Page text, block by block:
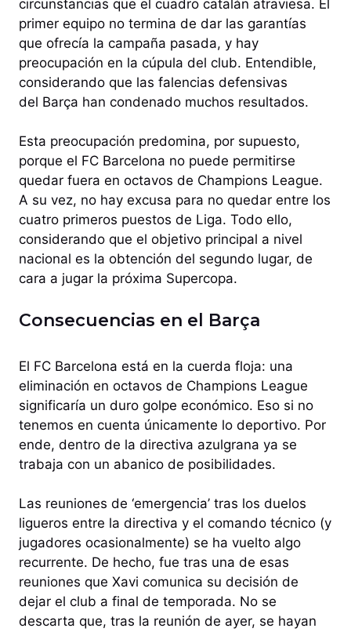
circunstancias que el cuadro catalán atraviesa. El
primer equipo no termina de dar las garantías
que ofrecía la campaña pasada, y hay
preocupación en la cúpula del club. Entendible,
considerando que las falencias defensivas
del Barça han condenado muchos resultados.
Esta preocupación predomina, por supuesto,
porque el FC Barcelona no puede permitirse
quedar fuera en octavos de Champions League.
A su vez, no hay excusa para no quedar entre los
cuatro primeros puestos de Liga. Todo ello,
considerando que el objetivo principal a nivel
nacional es la obtención del segundo lugar, de
cara a jugar la próxima Supercopa.
Consecuencias en el Barça
El FC Barcelona está en la cuerda floja: una
eliminación en octavos de Champions League
significaría un duro golpe económico. Eso si no
tenemos en cuenta únicamente lo deportivo. Por
ende, dentro de la directiva azulgrana ya se
trabaja con un abanico de posibilidades.
Las reuniones de ‘emergencia’ tras los duelos
ligueros entre la directiva y el comando técnico (y
jugadores ocasionalmente) se ha vuelto algo
recurrente. De hecho, fue tras una de esas
reuniones que Xavi comunica su decisión de
dejar el club a final de temporada. No se
descarta que, tras la reunión de ayer, se hayan